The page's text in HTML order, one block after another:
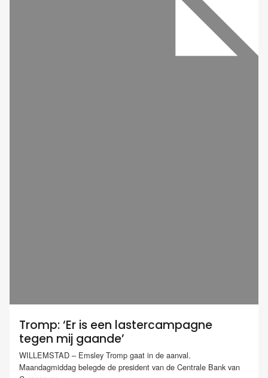
Tromp: ‘Er is een lastercampagne
tegen mij gaande’
WILLEMSTAD – Emsley Tromp gaat in de aanval.
Maandagmiddag belegde de president van de Centrale Bank van